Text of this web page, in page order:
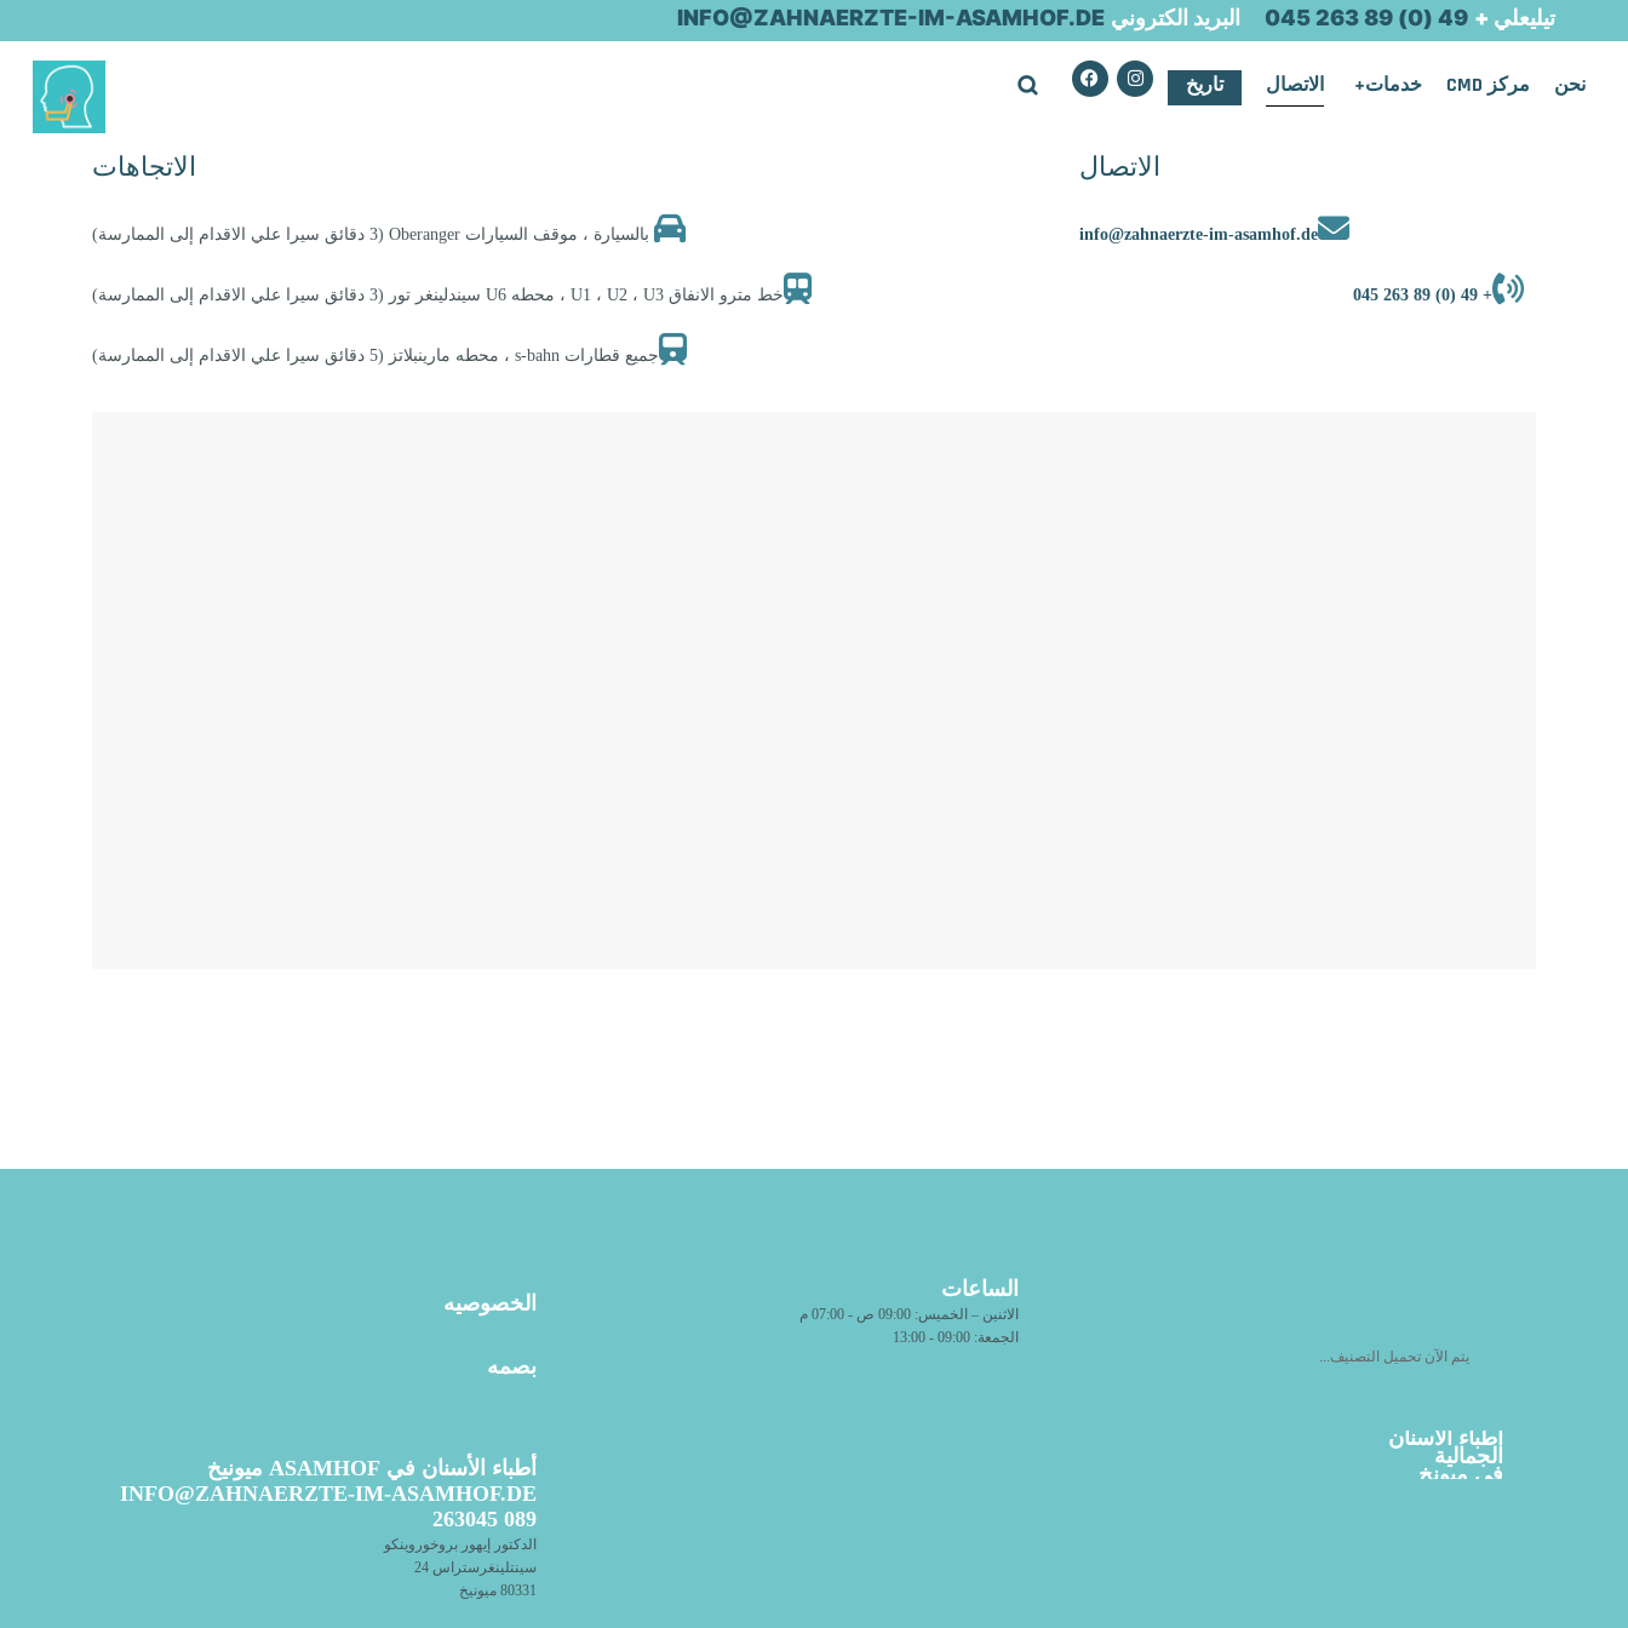
تيليعلي + 49 (0) 89 263 045 البريد الكتروني INFO@ZAHNAERZTE-IM-ASAMHOF.DE
نحن مركز CMD خدمات الاتصال تاريخ
الاتجاهات
بالسيارة ، موقف السيارات Oberanger (3 دقائق سيرا علي الاقدام إلى الممارسة)
خط مترو الانفاق U1 ، U2 ، U3 ، محطه U6 سيندلينغر تور (3 دقائق سيرا علي الاقدام إلى الممارسة)
جميع قطارات s-bahn ، محطه مارينبلاتز (5 دقائق سيرا علي الاقدام إلى الممارسة)
الاتصال
info@zahnaerzte-im-asamhof.de
+ 49 (0) 89 263 045
الخصوصيه
بصمه
أطباء الأسنان في ASAMHOF ميونيخ
INFO@ZAHNAERZTE-IM-ASAMHOF.DE
089 263045
الدكتور إيهور بروخوروينكو
سينتلينغرستراس 24
80331 ميونيخ
الساعات
الاثنين – الخميس: 09:00 ص - 07:00 م
الجمعة: 09:00 - 13:00
يتم الآن تحميل التصنيف...
أطباء الأسنان
الجمالية
في ميونخ